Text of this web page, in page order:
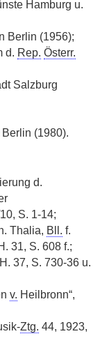
Hamburg u.
Berlin (1956);
d. Rep. Österr.
Salzburg
(1980).
d.
S. 1-14;
Thalia, Bll. f.
31, S. 608 f.;
37, S. 730-36 u.
v. Heilbronn“,
Ztg. 44, 1923,